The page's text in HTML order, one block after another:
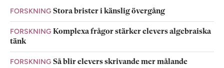
FORSKNING Stora brister i känslig övergång
FORSKNING Komplexa frågor stärker elevers algebraiska
tänk
FORSKNING Så blir elevers skrivande mer målande